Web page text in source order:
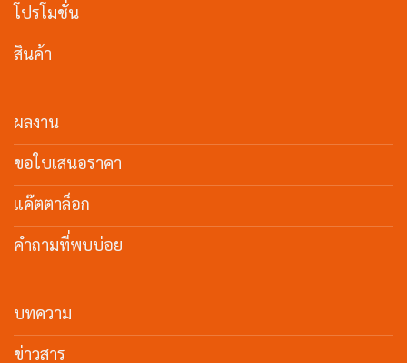
โปรโมชั่น
สินค้า
ผลงาน
ขอใบเสนอราคา
แค๊ตตาล็อก
คำถามที่พบบ่อย
บทความ
ข่าวสาร